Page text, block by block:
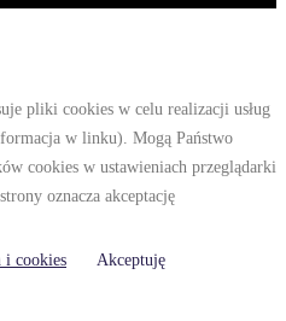
pliki cookies w celu realizacji usług
w linku). Mogą Państwo
cookies w ustawieniach przeglądarki
oznacza akceptację
i cookies
Akceptuję